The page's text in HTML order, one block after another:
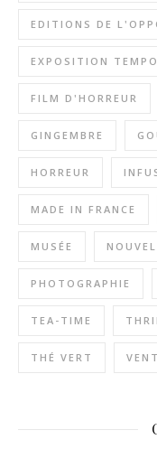
EDITIONS DE
EXPOSITION
FILM D'HORREUR
GINGEMBRE
HORREUR
MADE IN FRANCE
MUSÉE
PHOTOGRAPHIE
TEA-TIME
THÉ VERT